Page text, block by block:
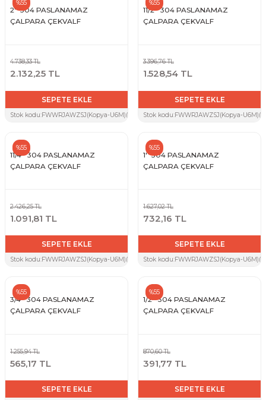
Termo Çekvalf
Vana
VANA
2'' 304 PASLANAMAZ
ÇALPARA ÇEKVALF
%55
4.738,33 TL
2.132,25 TL
SEPETE EKLE
Stok kodu:FWWRJAWZSJ(Kopya-U6M)(Kopya-KG6)(Kopya-ENE)(Kopya-GN8)(Kopya-
11/2'' 304 PASLANAMAZ
ÇALPARA ÇEKVALF
%55
3.396,76 TL
1.528,54 TL
SEPETE EKLE
Stok kodu:FWWRJAWZSJ(Kopya-
11/4'' 304 PASLANAMAZ
ÇALPARA ÇEKVALF
%55
2.426,25 TL
1.091,81 TL
SEPETE EKLE
Stok kodu:FWWRJAWZSJ(Kopya-U6M)(Kopya-KG6)(Kopya-ENE)
1'' 304 PASLANAMAZ
ÇALPARA ÇEKVALF
%55
1.627,02 TL
732,16 TL
SEPETE EKLE
Stok kodu:FWWRJAWZSJ(Kopya-
3/4'' 304 PASLANAMAZ
ÇALPARA ÇEKVALF
%55
1.255,94 TL
565,17 TL
SEPETE EKLE
1/2'' 304 PASLANAMAZ
ÇALPARA ÇEKVALF
%55
870,60 TL
391,77 TL
SEPETE EKLE